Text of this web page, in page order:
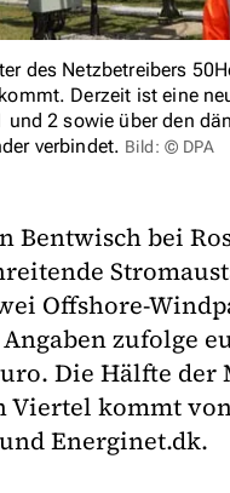
des Netzbetreibers
Derzeit ist eine
2 sowie über den
verbindet. Bild: © DPA
Bentwisch bei
Offshore-
zufolge
Die Hälfte
Viertel kommt
Energinet.dk.